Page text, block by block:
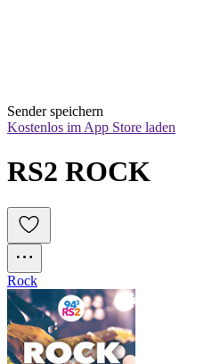
Sender speichern
Kostenlos im App Store laden
RS2 ROCK
Rock